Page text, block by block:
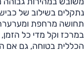
נתקלים בשילוב של
תחושה מרחפת ומערערת
במרכז וקל מדי כל
הכללית בטוחה, גם אם